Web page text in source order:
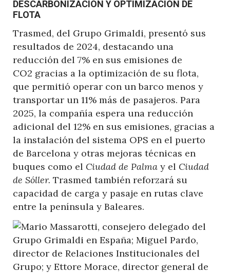
DESCARBONIZACIÓN Y OPTIMIZACIÓN DE
FLOTA
Trasmed, del Grupo Grimaldi, presentó sus
resultados de 2024, destacando una
reducción del 7% en sus emisiones de
CO2 gracias a la optimización de su flota,
que permitió operar con un barco menos y
transportar un 11% más de pasajeros. Para
2025, la compañía espera una reducción
adicional del 12% en sus emisiones, gracias a
la instalación del sistema OPS en el puerto
de Barcelona y otras mejoras técnicas en
buques como el Ciudad de Palma y el Ciudad
de Sóller. Trasmed también reforzará su
capacidad de carga y pasaje en rutas clave
entre la península y Baleares.